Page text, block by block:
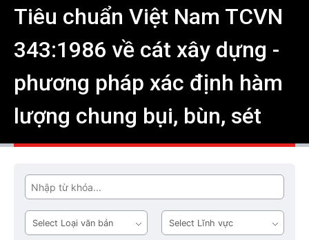
Tiêu chuẩn Việt Nam TCVN
343:1986 về cát xây dựng -
phương pháp xác định hàm
lượng chung bụi, bùn, sét
Tìm
Loại
văn
Lĩnh
vực